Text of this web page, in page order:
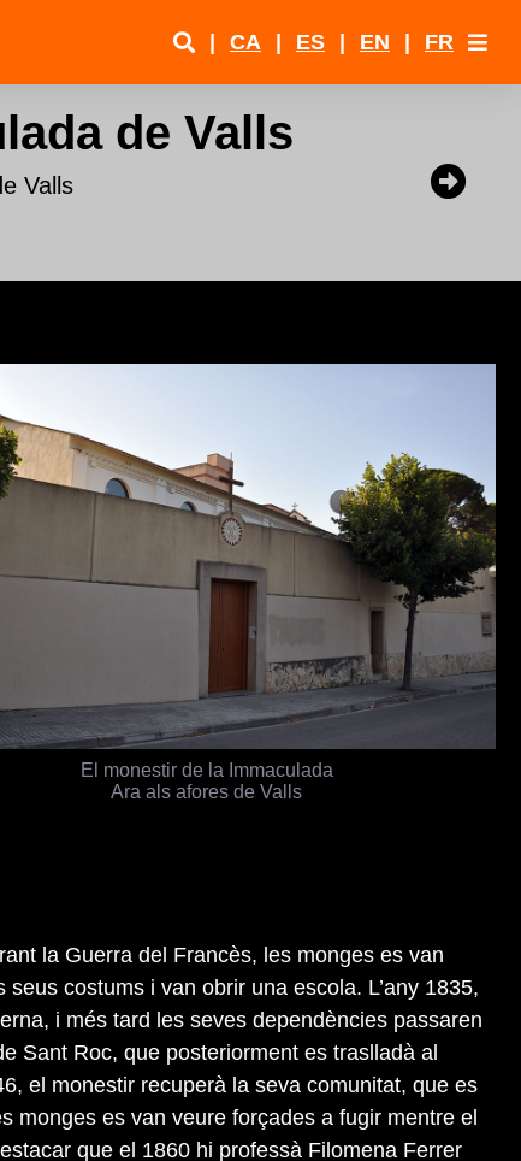
| CA | ES | EN | FR
de Valls
Valls
El monestir de la Immaculada
Ara als afores de Valls
la Guerra del Francès, les monges es van
costums i van obrir una escola. L’any 1835,
i més tard les seves dependències passaren
Sant Roc, que posteriorment es traslladà al
el monestir recuperà la seva comunitat, que es
monges es van veure forçades a fugir mentre el
que el 1860 hi professà Filomena Ferrer